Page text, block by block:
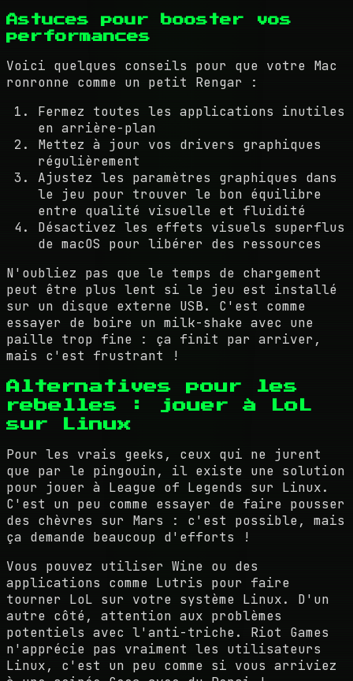
Astuces pour booster vos
performances
Voici quelques conseils pour que votre Mac
ronronne comme un petit Rengar :
Fermez toutes les applications inutiles
en arrière-plan
Mettez à jour vos drivers graphiques
régulièrement
Ajustez les paramètres graphiques dans
le jeu pour trouver le bon équilibre
entre qualité visuelle et fluidité
Désactivez les effets visuels superflus
de macOS pour libérer des ressources
N'oubliez pas que le temps de chargement
peut être plus lent si le jeu est installé
sur un disque externe USB. C'est comme
essayer de boire un milk-shake avec une
paille trop fine : ça finit par arriver,
mais c'est frustrant !
Alternatives pour les
rebelles : jouer à LoL
sur Linux
Pour les vrais geeks, ceux qui ne jurent
que par le pingouin, il existe une solution
pour jouer à League of Legends sur Linux.
C'est un peu comme essayer de faire pousser
des chèvres sur Mars : c'est possible, mais
ça demande beaucoup d'efforts !
Vous pouvez utiliser Wine ou des
applications comme Lutris pour faire
tourner LoL sur votre système Linux. D'un
autre côté, attention aux problèmes
potentiels avec l'anti-triche. Riot Games
n'apprécie pas vraiment les utilisateurs
Linux, c'est un peu comme si vous arriviez